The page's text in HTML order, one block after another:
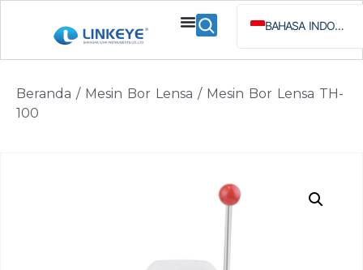
BAHASA INDONESIA
ENGLISH
Beranda / Mesin Bor Lensa / Mesin Bor Lensa TH-
100